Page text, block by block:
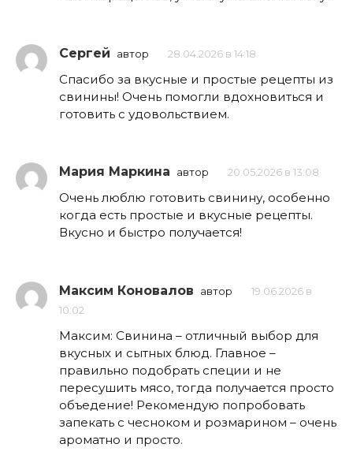
Сергей автор 28.04.2026 в 14:18
Спасибо за вкусные и простые рецепты из
свинины! Очень помогли вдохновиться и
готовить с удовольствием.
Мария Маркина автор 20.05.2026 в 13:08
Очень люблю готовить свинину, особенно
когда есть простые и вкусные рецепты.
Вкусно и быстро получается!
Максим Коновалов автор
19.06.2026 в
10:02
Максим: Свинина – отличный выбор для
вкусных и сытных блюд. Главное –
правильно подобрать специи и не
пересушить мясо, тогда получается просто
объедение! Рекомендую попробовать
запекать с чесноком и розмарином – очень
ароматно и просто.